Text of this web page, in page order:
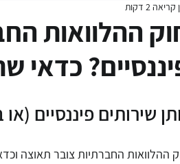
דיני עבודה
איזון משאבים ציות
ביקורת מערכות מידע מסחר
ההלוואות
כדאי
2 דקות
שירותים פיננסיים
ההלוואות החברתיות צובר תאוצה